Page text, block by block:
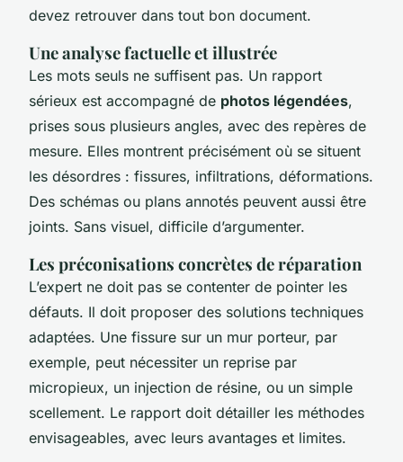
devez retrouver dans tout bon document.
Une analyse factuelle et illustrée
Les mots seuls ne suffisent pas. Un rapport
sérieux est accompagné de photos légendées,
prises sous plusieurs angles, avec des repères de
mesure. Elles montrent précisément où se situent
les désordres : fissures, infiltrations, déformations.
Des schémas ou plans annotés peuvent aussi être
joints. Sans visuel, difficile d’argumenter.
Les préconisations concrètes de réparation
L’expert ne doit pas se contenter de pointer les
défauts. Il doit proposer des solutions techniques
adaptées. Une fissure sur un mur porteur, par
exemple, peut nécessiter un reprise par
micropieux, un injection de résine, ou un simple
scellement. Le rapport doit détailler les méthodes
envisageables, avec leurs avantages et limites.